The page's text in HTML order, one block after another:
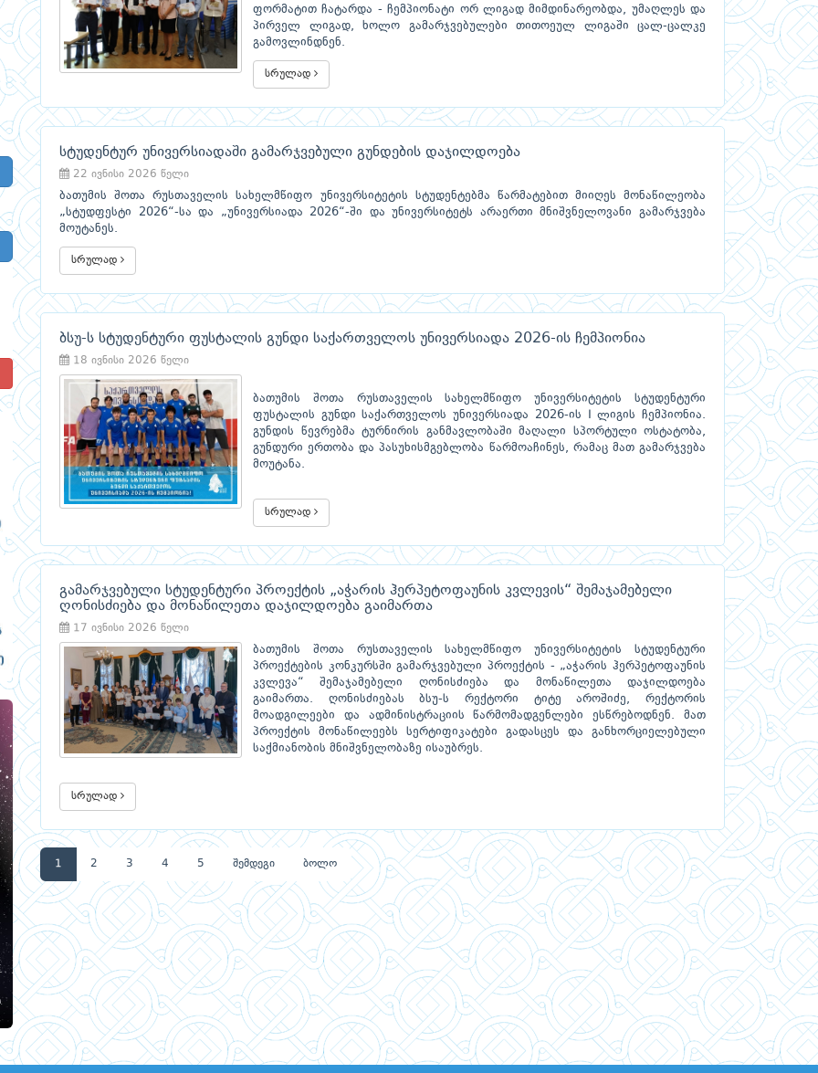
ფორმატით ჩატარდა - ჩემპიონატი ორ ლიგად მიმდინარეობდა, უმაღლეს და
პირველ ლიგად, ხოლო გამარჯვებულები თითოეულ ლიგაში ცალ-ცალკე
გამოვლინდნენ.
სრულად
სტუდენტურ უნივერსიადაში გამარჯვებული გუნდების დაჯილდოება
22 ივნისი 2026 წელი
ბათუმის შოთა რუსთაველის სახელმწიფო უნივერსიტეტის სტუდენტებმა წარმატებით მიიღეს მონაწილეობა
„სტუდფესტი 2026“-სა და „უნივერსიადა 2026“-ში და უნივერსიტეტს არაერთი მნიშვნელოვანი გამარჯვება
მოუტანეს.
სრულად
ბსუ-ს სტუდენტური ფუსტალის გუნდი საქართველოს უნივერსიადა 2026-ის ჩემპიონია
18 ივნისი 2026 წელი
ბათუმის შოთა რუსთაველის სახელმწიფო უნივერსიტეტის სტუდენტური
ფუსტალის გუნდი საქართველოს უნივერსიადა 2026-ის I ლიგის ჩემპიონია.
გუნდის წევრებმა ტურნირის განმავლობაში მაღალი სპორტული ოსტატობა,
გუნდური ერთობა და პასუხისმგებლობა წარმოაჩინეს, რამაც მათ გამარჯვება
მოუტანა.
სრულად
გამარჯვებული სტუდენტური პროექტის „აჭარის ჰერპეტოფაუნის კვლევის“ შემაჯამებელი
ღონისძიება და მონაწილეთა დაჯილდოება გაიმართა
17 ივნისი 2026 წელი
ბათუმის შოთა რუსთაველის სახელმწიფო უნივერსიტეტის სტუდენტური
პროექტების კონკურსში გამარჯვებული პროექტის - „აჭარის ჰერპეტოფაუნის
კვლევა“ შემაჯამებელი ღონისძიება და მონაწილეთა დაჯილდოება
გაიმართა. ღონისძიებას ბსუ-ს რექტორი ტიტე აროშიძე, რექტორის
მოადგილეები და ადმინისტრაციის წარმომადგენლები ესწრებოდნენ. მათ
პროექტის მონაწილეებს სერტიფიკატები გადასცეს და განხორციელებული
საქმიანობის მნიშვნელობაზე ისაუბრეს.
სრულად
1 2 3 4 5 შემდეგი ბოლო